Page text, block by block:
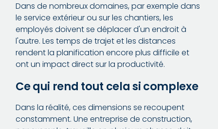
Dans de nombreux domaines, par exemple dans
le service extérieur ou sur les chantiers, les
employés doivent se déplacer d'un endroit à
l'autre. Les temps de trajet et les distances
rendent la planification encore plus difficile et
ont un impact direct sur la productivité.
Ce qui rend tout cela si complexe
Dans la réalité, ces dimensions se recoupent
constamment. Une entreprise de construction,